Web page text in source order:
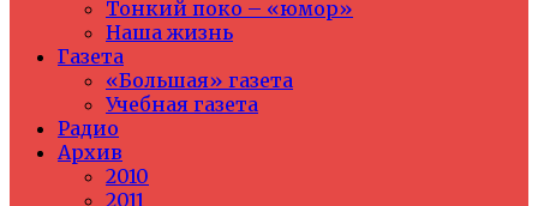
Тонкий поко – «юмор»
Наша жизнь
Газета
«Большая» газета
Учебная газета
Радио
Архив
2010
2011